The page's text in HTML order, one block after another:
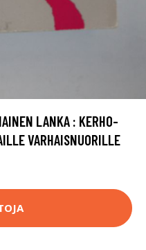
LANKA : KERHO-
VARHAISNUORILLE